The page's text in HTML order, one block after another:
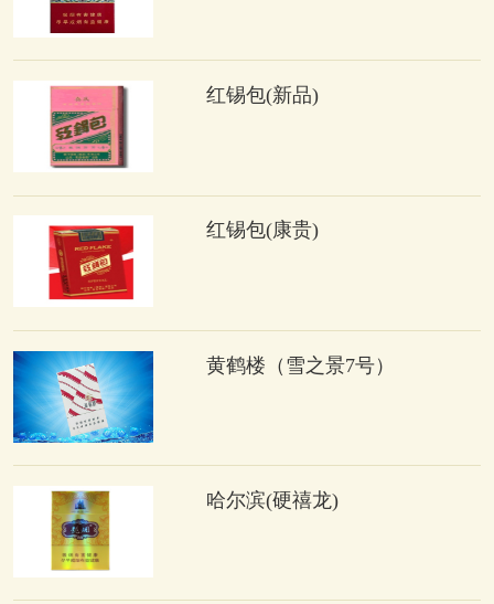
红锡包(新品)
红锡包(康贵)
黄鹤楼（雪之景7号）
哈尔滨(硬禧龙)